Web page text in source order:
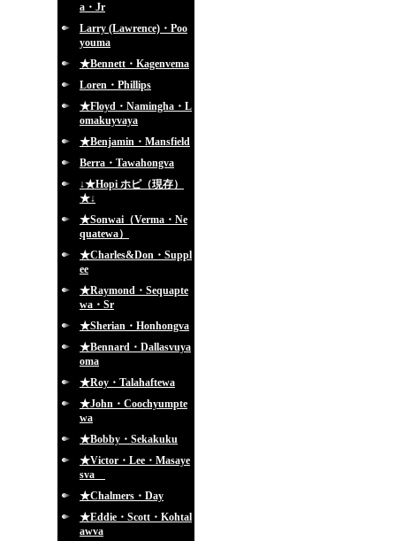
a・Jr
Larry (Lawrence)・Poo
youma
★Bennett・Kagenvema
Loren・Phillips
★Floyd・Namingha・L
omakuyvaya
★Benjamin・Mansfield
Berra・Tawahongva
↓★Hopi ホピ（現存）
★↓
★Sonwai（Verma・Ne
quatewa）
★Charles&Don・Suppl
ee
★Raymond・Sequapte
wa・Sr
★Sherian・Honhongva
★Bennard・Dallasvuya
oma
★Roy・Talahaftewa
★John・Coochyumpte
wa
★Bobby・Sekakuku
★Victor・Lee・Masaye
sva
★Chalmers・Day
★Eddie・Scott・Kohtal
awva